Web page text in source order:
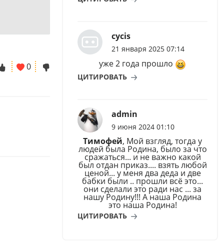
0
cycis
21 января 2025 07:14
уже 2 года прошло
ЦИТИРОВАТЬ
admin
9 июня 2024 01:10
Тимофей, Мой взгляд, тогда у
людей была Родина, было за что
сражаться... и не важно какой
был отдан приказ.... взять любой
ценой... у меня два деда и две
бабки были .. прошли всё это...
они сделали это ради нас ... за
нашу Родину!!! А наша Родина
это наша Родина!
ЦИТИРОВАТЬ